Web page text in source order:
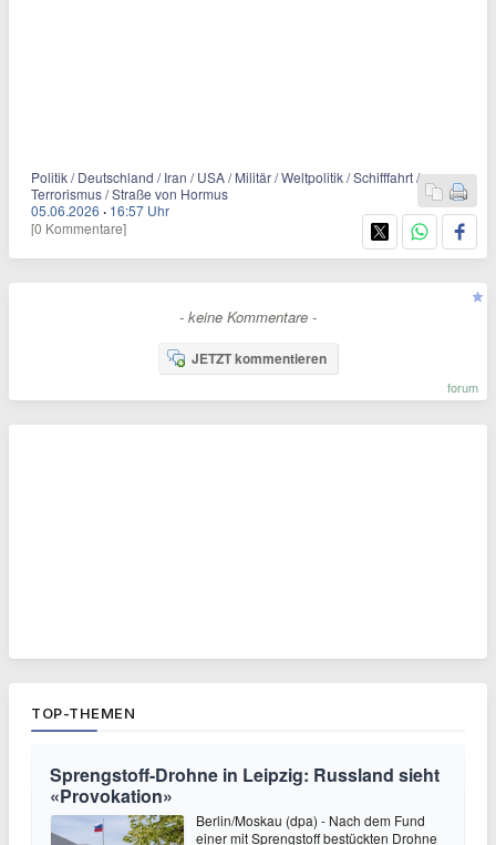
Politik / Deutschland / Iran / USA / Militär / Weltpolitik / Schifffahrt /
Terrorismus / Straße von Hormus
05.06.2026 · 16:57 Uhr
[0 Kommentare]
- keine Kommentare -
JETZT kommentieren
forum
TOP-THEMEN
Sprengstoff-Drohne in Leipzig: Russland sieht
«Provokation»
Berlin/Moskau (dpa) - Nach dem Fund
einer mit Sprengstoff bestückten Drohne